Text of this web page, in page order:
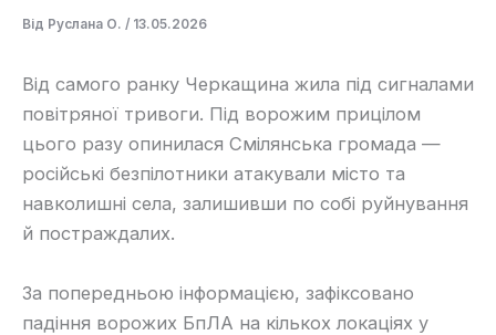
Від Руслана О. / 13.05.2026
Від самого ранку Черкащина жила під сигналами
повітряної тривоги. Під ворожим прицілом
цього разу опинилася Смілянська громада —
російські безпілотники атакували місто та
навколишні села, залишивши по собі руйнування
й постраждалих.
За попередньою інформацією, зафіксовано
падіння ворожих БпЛА на кількох локаціях у